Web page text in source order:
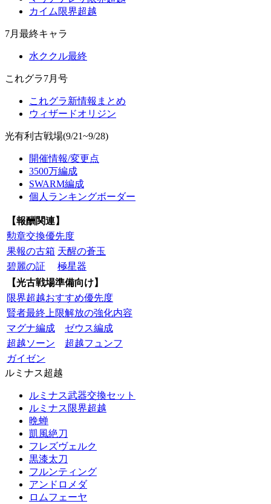
カイム限界超越
7月最終キャラ
水ククル最終
これグラ7月号
これグラ新情報まとめ
ウィザードオリジン
光有利古戦場(9/21~9/28)
開催情報/変更点
3500万編成
SWARM編成
個人ランキングボーダー
【報酬関連】
勲章交換優先度
果報の古箱 天醒の蒼玉
碧麗の証
極星器
【光古戦場準備向け】
限界超越おすすめ優先度
賢者最終上限解放の強化内容
マグナ編成
ゼウス編成
超越ソーン
超越フュンフ
ガイゼン
ルミナス超越
ルミナス武器交換セット
ルミナス限界超越
晩蝉
凱風絶刀
フレズヴェルク
黒漆太刀
フルンティング
アンドロメダ
ロムフェーヤ